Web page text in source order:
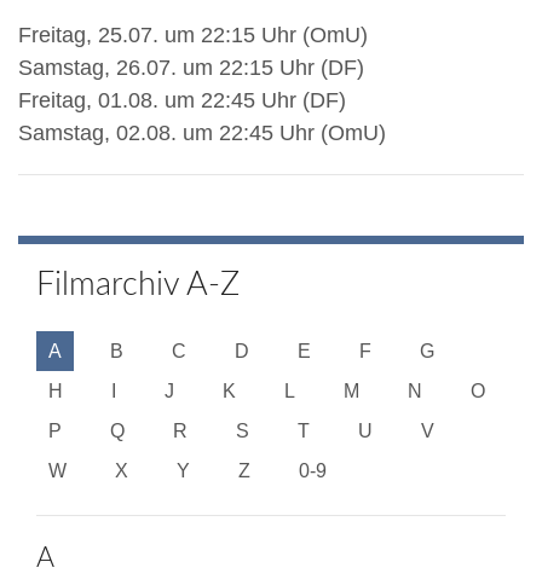
Freitag, 25.07. um 22:15 Uhr (OmU)
Samstag, 26.07. um 22:15 Uhr (DF)
Freitag, 01.08. um 22:45 Uhr (DF)
Samstag, 02.08. um 22:45 Uhr (OmU)
Filmarchiv A-Z
A B C D E F
G
H
J K L M N
O
P
Q R S T U
V
W
X Y Z 0-9
A